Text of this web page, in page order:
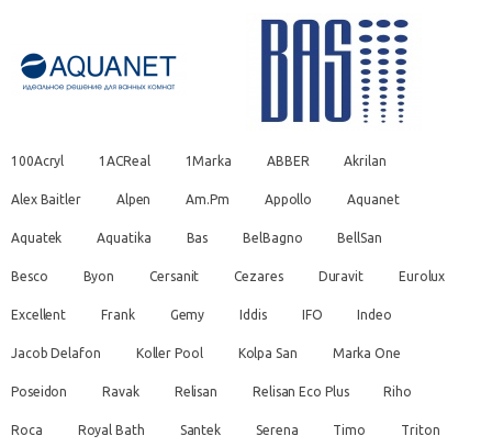
100Acryl 1ACReal 1Marka ABBER Akrilan
Alex Baitler Alpen Am.Pm Appollo Aquanet
Aquatek Aquatika Bas BelBagno BellSan
Besco Byon Cersanit Cezares Duravit Eurolux
Excellent Frank Gemy Iddis IFO Indeo
Jacob Delafon Koller Pool Kolpa San Marka One
Poseidon Ravak Relisan Relisan Eco Plus Riho
Roca Royal Bath Santek Serena Timo Triton